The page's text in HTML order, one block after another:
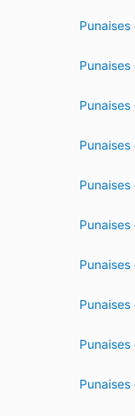
Punaises
Punaises
Punaises
Punaises
Punaises